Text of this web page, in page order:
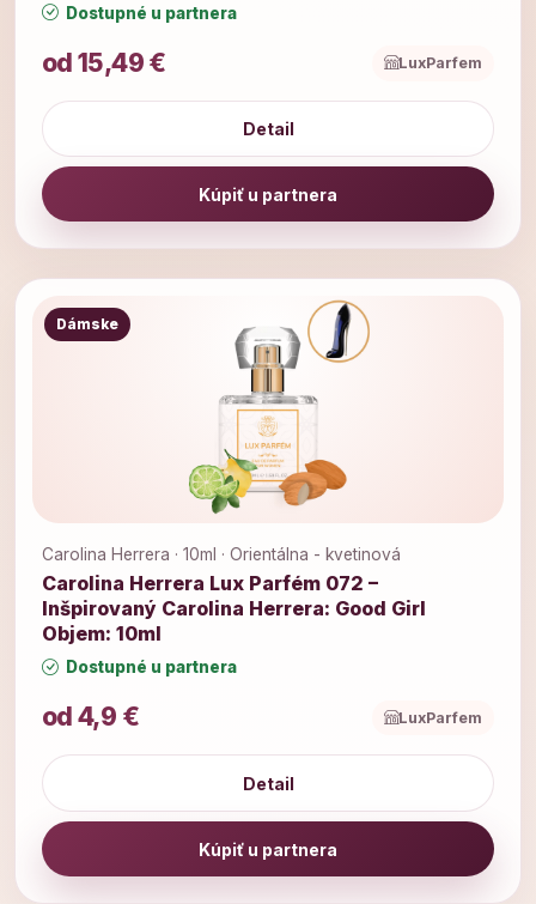
Dostupné u partnera
od 15,49 € LuxParfem
Detail
Kúpiť u partnera
Dámske
Carolina Herrera · 10ml · Orientálna - kvetinová
Carolina Herrera Lux Parfém 072 –
Inšpirovaný Carolina Herrera: Good Girl
Objem: 10ml
Dostupné u partnera
od 4,9 € LuxParfem
Detail
Kúpiť u partnera